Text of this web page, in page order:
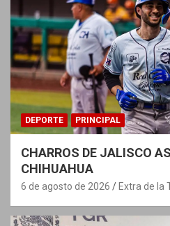
DEPORTE PRINCIPAL
CHARROS DE JALISCO
CHIHUAHUA
6 de agosto de 2026 Extra de la